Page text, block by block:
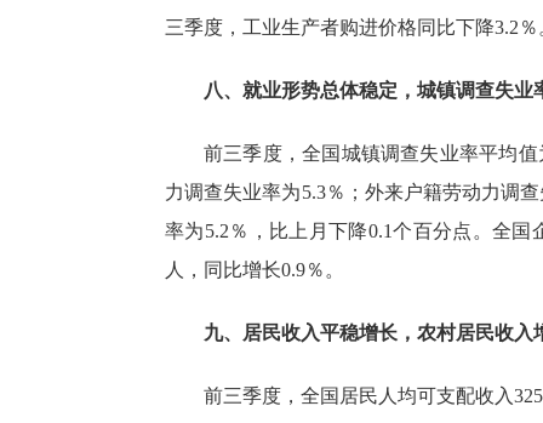
三季度，工业生产者购进价格同比下降3.2％
八、就业形势总体稳定，城镇调查失业
前三季度，全国城镇调查失业率平均值
力调查失业率为5.3％ ；外来户籍劳动力调
率为5.2％ ，比上月下降0.1个百分点。全国
人，同比增长0.9％ 。
九、居民收入平稳增长，农村居民收入
前三季度，全国居民人均可支配收入